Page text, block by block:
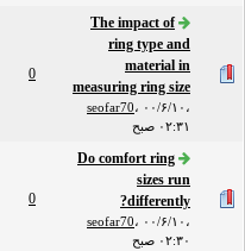
The impact of
ring type and
material in
measuring ring size
seofar70، ۰۰/۶/۱۰،
۰۲:۳۱ صبح
0
Do comfort ring
sizes run
differently?
seofar70، ۰۰/۶/۱۰،
۰۲:۳۰ صبح
0